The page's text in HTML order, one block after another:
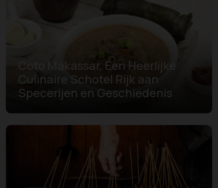
Coto Makassar, Een Heerlijke
Culinaire Schotel Rijk aan
Specerijen en Geschiedenis